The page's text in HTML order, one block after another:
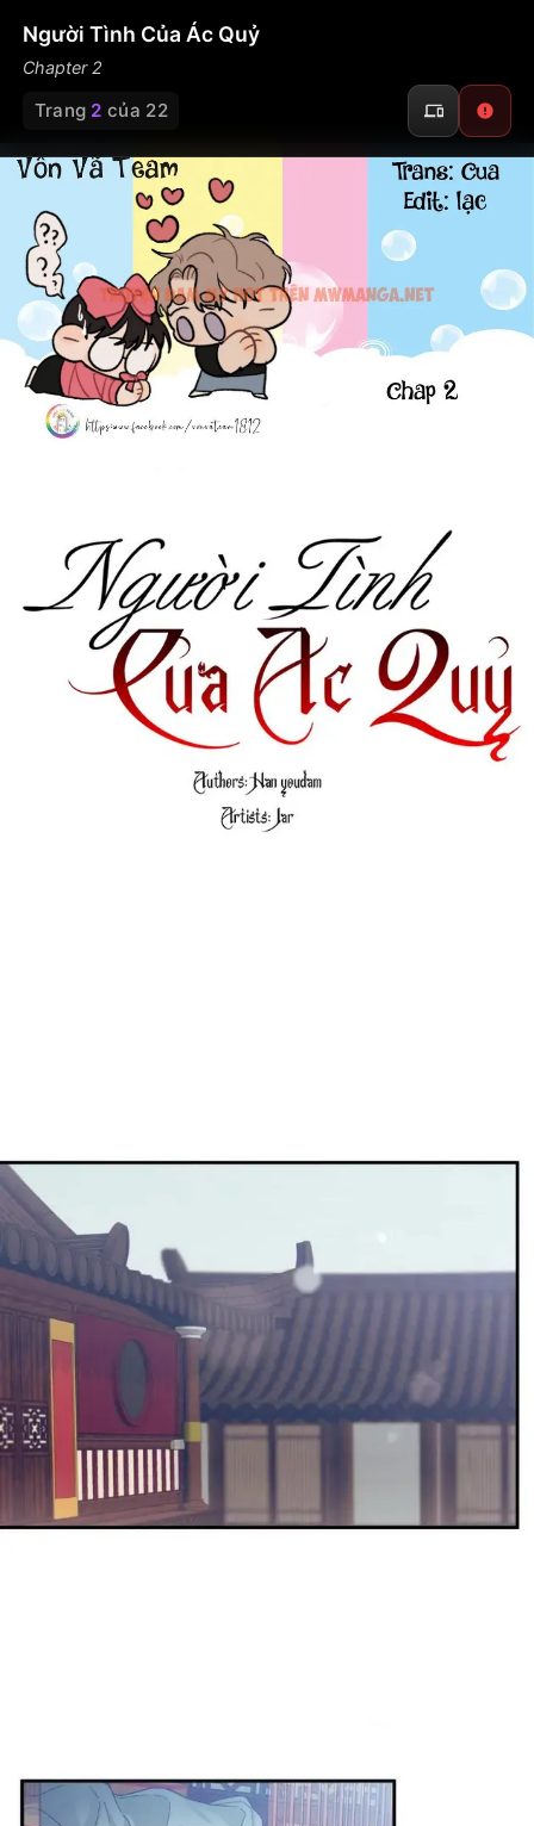
Người Tình Của Ác Quỷ
Chapter 2
Trang 2 của 22